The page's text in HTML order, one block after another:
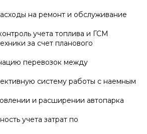
на ремонт и обслуживание
учета топлива и ГСМ
за счет планового
перевозок между
систему работы с наемным
и расширении автопарка
учета затрат по